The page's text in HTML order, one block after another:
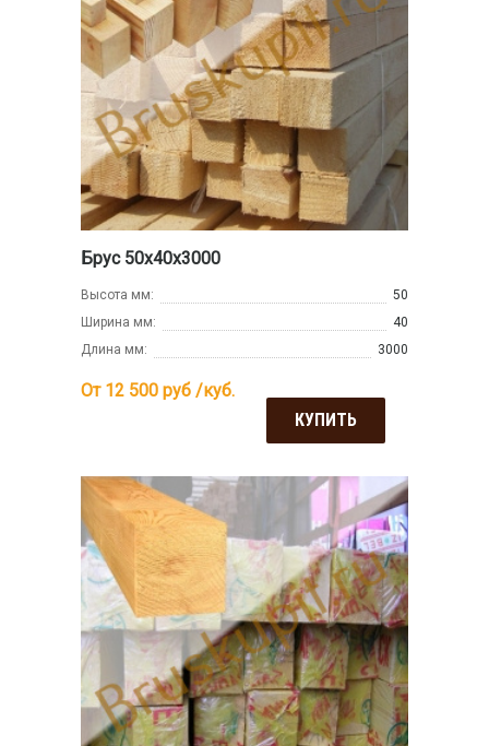
Брус 50х40х3000
Высота мм:
50
Ширина мм:
40
Длина мм:
3000
От 12 500 руб /куб.
КУПИТЬ